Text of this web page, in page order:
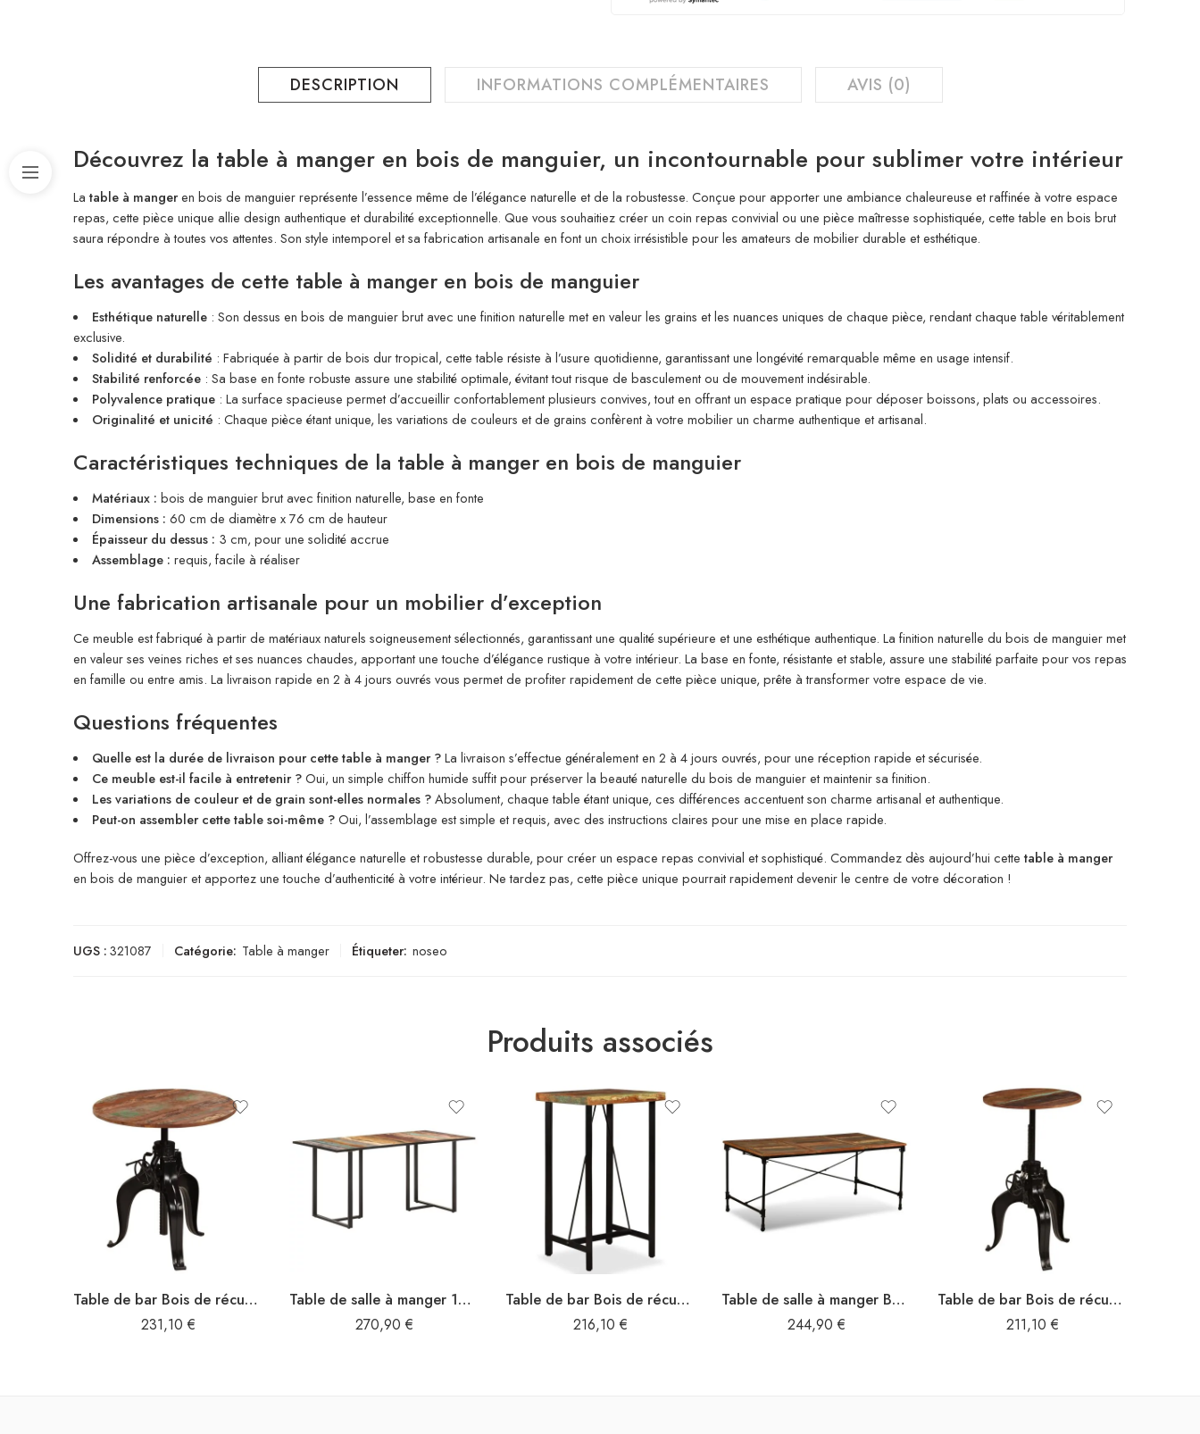
DESCRIPTION INFORMATIONS COMPLÉMENTAIRES AVIS (0)
Découvrez la table à manger en bois de manguier, un incontournable pour sublimer votre intérieur
La table à mangeren bois de manguier représente l’essence même de l’élégance naturelle et de la robustesse. Conçue pour apporter une ambiance chaleureuse et raffinée à votre espace
repas, cette pièce unique allie design authentique et durabilité exceptionnelle. Que vous souhaitiez créer un coin repas convivial ou une pièce maîtresse sophistiquée, cette table en bois brut
saura répondre à toutes vos attentes. Son style intemporel et sa fabrication artisanale en font un choix irrésistible pour les amateurs de mobilier durable et esthétique.
Les avantages de cette table à manger en bois de manguier
Esthétique naturelle: Son dessus en bois de manguier brut avec une finition naturelle met en valeur les grains et les nuances uniques de chaque pièce, rendant chaque table véritablement
exclusive.
Solidité et durabilité : Fabriquée à partir de bois dur tropical, cette table résiste à l’usure quotidienne, garantissant une longévité remarquable même en usage intensif.
Stabilité renforcée: Sa base en fonte robuste assure une stabilité optimale, évitant tout risque de basculement ou de mouvement indésirable.
Polyvalence pratique: La surface spacieuse permet d’accueillir confortablement plusieurs convives, tout en offrant un espace pratique pour déposer boissons, plats ou accessoires.
Originalité et unicité : Chaque pièce étant unique, les variations de couleurs et de grains confèrent à votre mobilier un charme authentique et artisanal.
Caractéristiques techniques de la table à manger en bois de manguier
Matériaux : bois de manguier brut avec finition naturelle, base en fonte
Dimensions : 60 cm de diamètre x 76 cm de hauteur
Épaisseur du dessus : 3 cm, pour une solidité accrue
Assemblage : requis, facile à réaliser
Une fabrication artisanale pour un mobilier d’exception
Ce meuble est fabriqué à partir de matériaux naturels soigneusement sélectionnés, garantissant une qualité supérieure et une esthétique authentique. La finition naturelle du bois de manguier met
en valeur ses veines riches et ses nuances chaudes, apportant une touche d’élégance rustique à votre intérieur. La base en fonte, résistante et stable, assure une stabilité parfaite pour vos repas
en famille ou entre amis. La livraison rapide en 2 à 4 jours ouvrés vous permet de profiter rapidement de cette pièce unique, prête à transformer votre espace de vie.
Questions fréquentes
Quelle est la durée de livraison pour cette table à manger ?La livraison s’effectue généralement en 2 à 4 jours ouvrés, pour une réception rapide et sécurisée.
Ce meuble est-il facile à entretenir ?Oui, un simple chiffon humide suffit pour préserver la beauté naturelle du bois de manguier et maintenir sa finition.
Les variations de couleur et de grain sont-elles normales ?Absolument, chaque table étant unique, ces différences accentuent son charme artisanal et authentique.
Peut-on assembler cette table soi-même ?Oui, l’assemblage est simple et requis, avec des instructions claires pour une mise en place rapide.
Offrez-vous une pièce d’exception, alliant élégance naturelle et robustesse durable, pour créer un espace repas convivial et sophistiqué. Commandez dès aujourd’hui cette table à manger
en bois de manguier et apportez une touche d’authenticité à votre intérieur. Ne tardez pas, cette pièce unique pourrait rapidement devenir le centre de votre décoration !
UGS :321087 Catégorie: Table à manger Étiqueter: noseo
Produits associés
Table de bar Bois de récupération massif 75 x (76-110) cm
231,10 €
Table de salle à manger 160 cm Bois de récupération massif
270,90 €
Table de bar Bois de récupération massif 60 x 60 x 107 cm
216,10 €
Table de salle à manger Bois de récupération massif 180 cm
244,90 €
Table de bar Bois de récupération massif 60 x (76-110) cm
211,10 €